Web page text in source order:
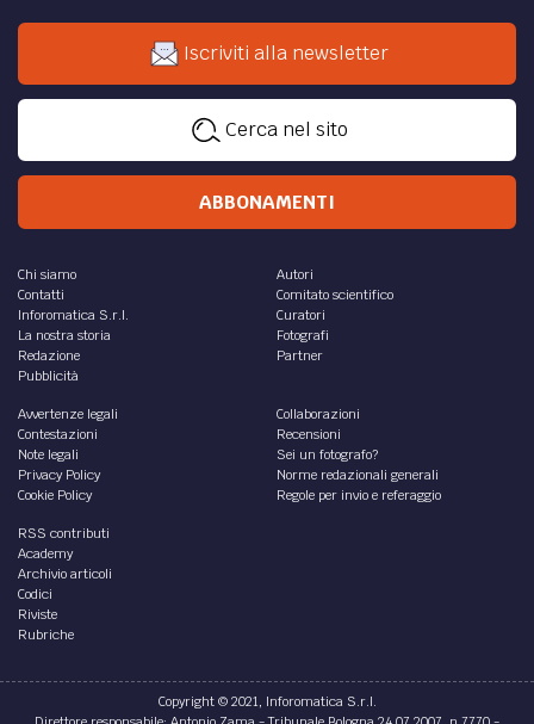
Iscriviti alla newsletter
Cerca nel sito
ABBONAMENTI
Chi siamo
Contatti
Inforomatica S.r.l.
La nostra storia
Redazione
Pubblicità
Autori
Comitato scientifico
Curatori
Fotografi
Partner
Avvertenze legali
Contestazioni
Note legali
Privacy Policy
Cookie Policy
Collaborazioni
Recensioni
Sei un fotografo?
Norme redazionali generali
Regole per invio e referaggio
RSS contributi
Academy
Archivio articoli
Codici
Riviste
Rubriche
Copyright © 2021, Inforomatica S.r.l.